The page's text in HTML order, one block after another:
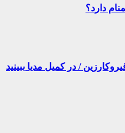
دارد؟